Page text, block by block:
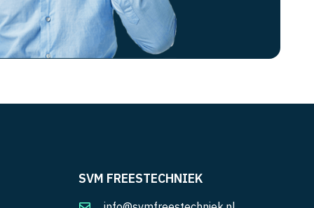
SVM FREESTECHNIEK